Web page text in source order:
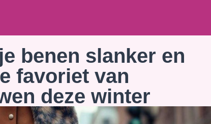
benen slanker en
favoriet van
deze winter